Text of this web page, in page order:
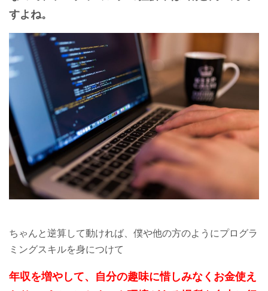
すよね。
ちゃんと逆算して動ければ、僕や他の方のようにプログラ
ミングスキルを身につけて
年収を増やして、自分の趣味に惜しみなくお金使え